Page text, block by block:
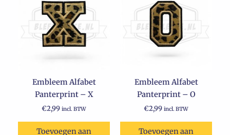
Embleem Alfabet
Panterprint – X
€2,99 incl. BTW
Toevoegen aan
Embleem Alfabet
Panterprint – O
€2,99 incl. BTW
Toevoegen aan